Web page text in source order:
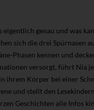
genau und was
sich die drei Spürnasen
Phasen kennen und
versorgt, führt Nia
ihrem Körper bei einer
und stellt den
Geschichten alle Infos